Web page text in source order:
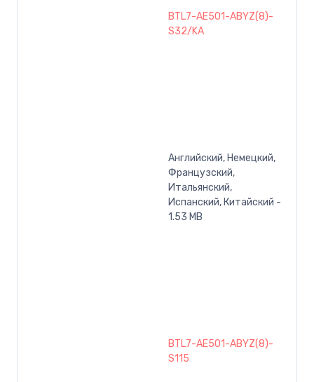
BTL7-AE501-ABYZ(8)-
S32/KA
Английский, Немецкий,
Французский,
Итальянский,
Испанский, Китайский -
1.53 MB
BTL7-AE501-ABYZ(8)-
S115